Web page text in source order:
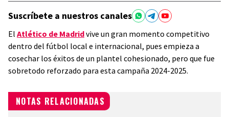
Suscríbete a nuestros canales
El Atlético de Madridvive un gran momento competitivo
dentro del fútbol local e internacional, pues empieza a
cosechar los éxitos de un plantel cohesionado, pero que fue
sobretodo reforzado para esta campaña 2024-2025.
NOTAS RELACIONADAS